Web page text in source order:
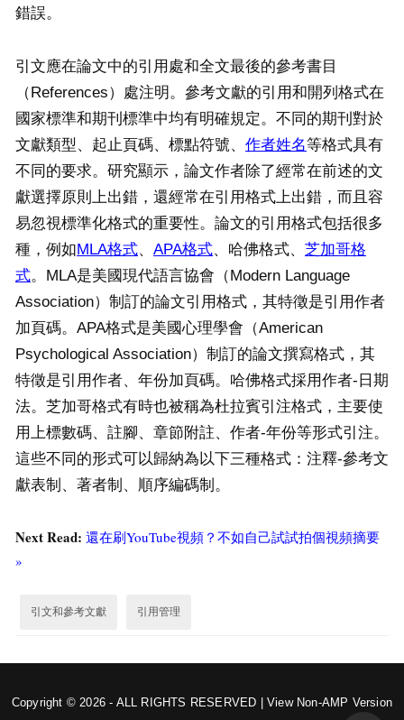
錯誤。
引文應在論文中的引用處和全文最後的參考書目
（References）處注明。參考文獻的引用和開列格式在
國家標準和期刊標準中均有明確規定。不同的期刊對於
文獻類型、起止頁碼、標點符號、 作者姓名等格式具有
不同的要求。研究顯示，論文作者除了經常在前述的文
獻選擇原則上出錯，還經常在引用格式上出錯，而且容
易忽視標準化格式的重要性。論文的引用格式包括很多
種，例如MLA格式、 APA格式、哈佛格式、 芝加哥格
式。MLA是美國現代語言協會（Modern Language
Association）制訂的論文引用格式，其特徵是引用作者
加頁碼。APA格式是美國心理學會（American
Psychological Association）制訂的論文撰寫格式，其
特徵是引用作者、年份加頁碼。哈佛格式採用作者-日期
法。芝加哥格式有時也被稱為杜拉賓引注格式，主要使
用上標數碼、註腳、章節附註、作者-年份等形式引注。
這些不同的形式可以歸納為以下三種格式：注釋-參考文
獻表制、著者制、順序編碼制。
Next Read: 還在刷YouTube視頻？不如自己試試拍個視頻摘要
»
引文和參考文獻 引用管理
Copyright © 2026 - ALL RIGHTS RESERVED |View Non-AMP Version